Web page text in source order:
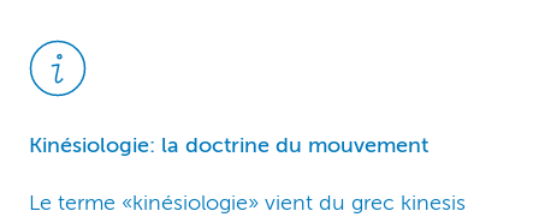
Kinésiologie: la doctrine du mouvement
Le terme «kinésiologie» vient du grec kinesis